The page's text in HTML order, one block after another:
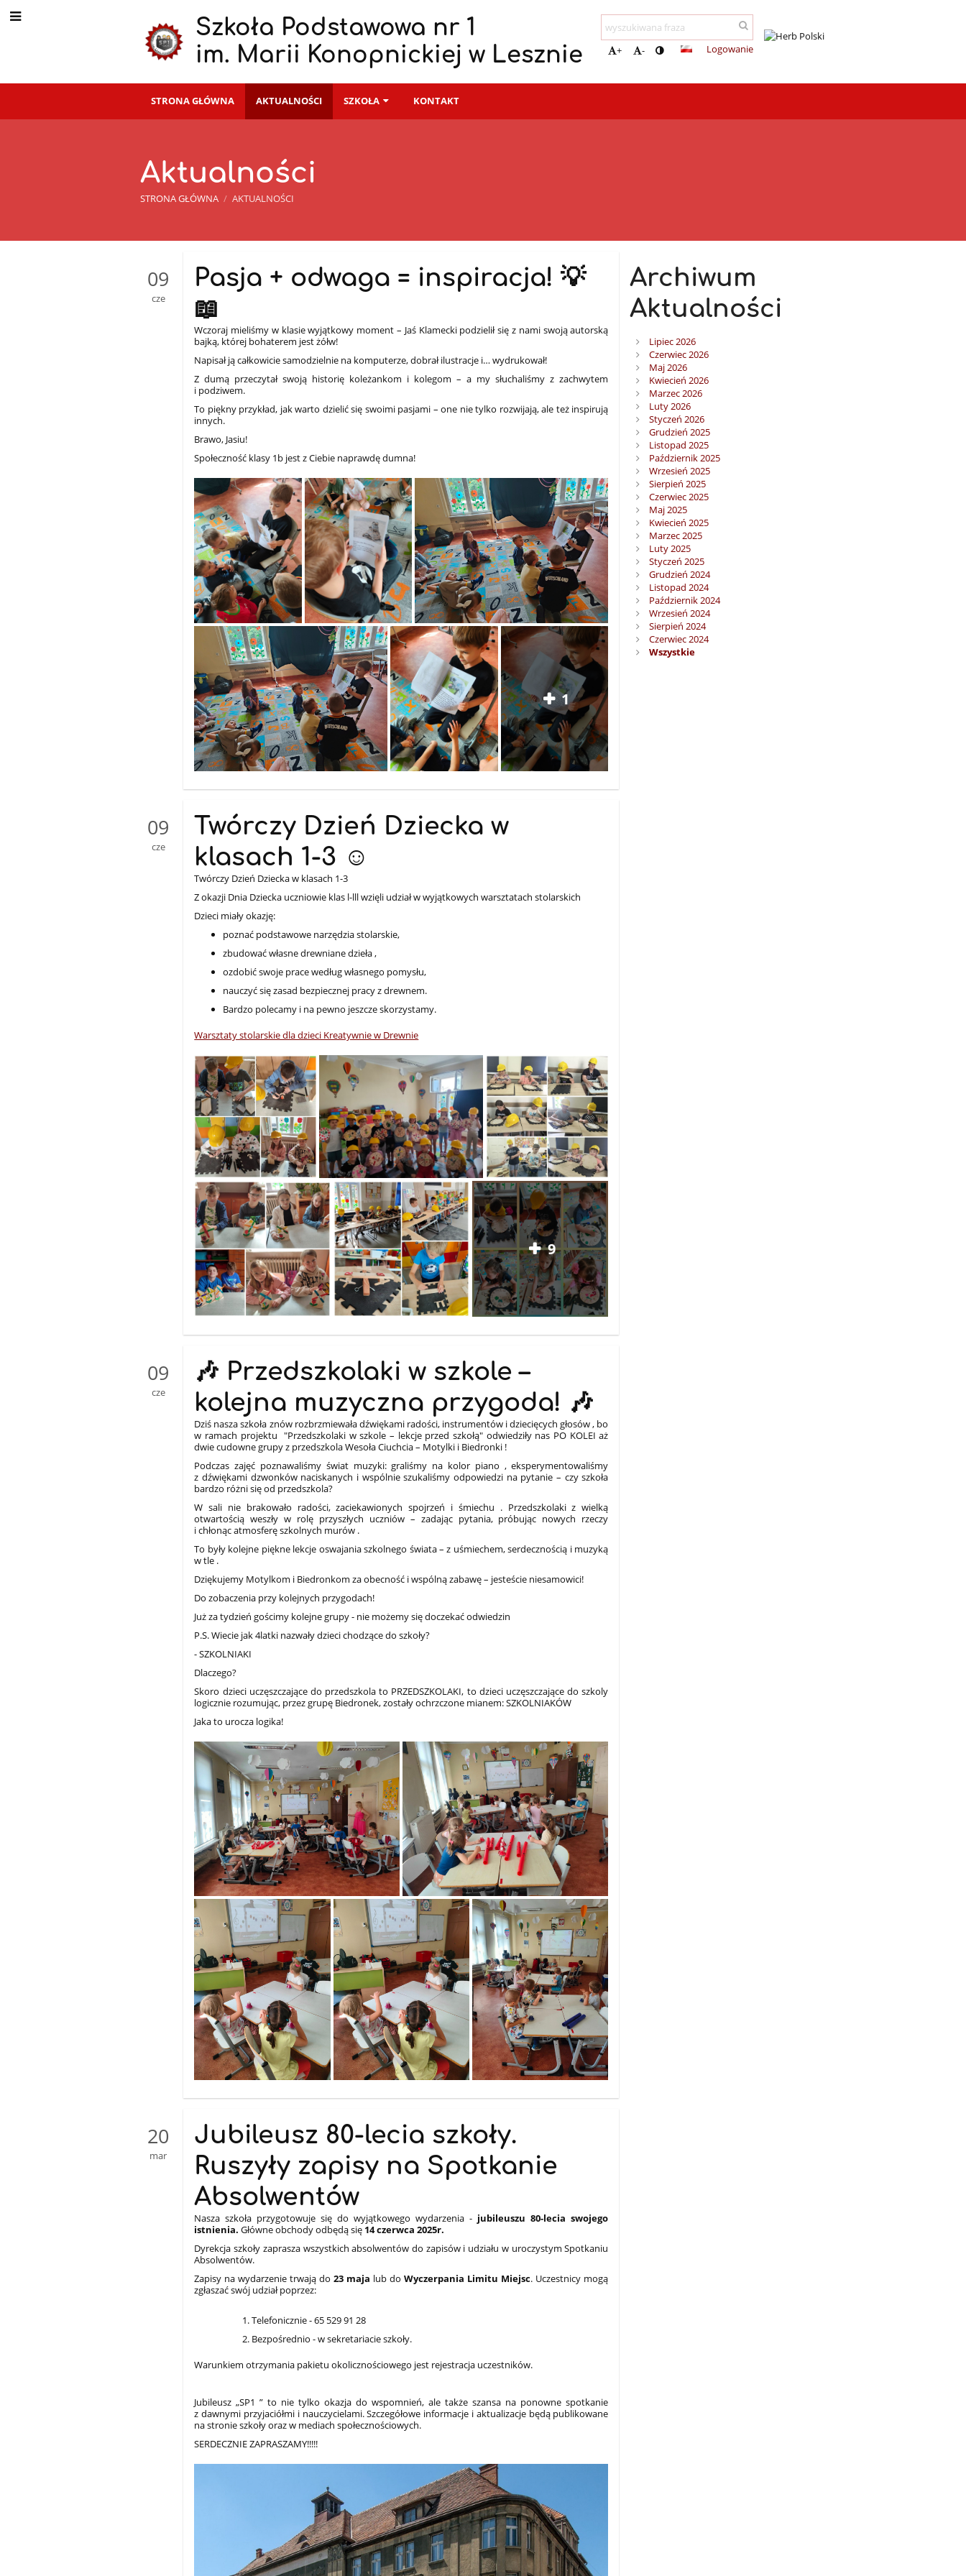
Szkoła Podstawowa nr 1
im. Marii Konopnickiej w Lesznie
+ - Logowanie
STRONA GŁÓWNA AKTUALNOŚCI SZKOŁA KONTAKT
Aktualności
STRONA GŁÓWNA / AKTUALNOŚCI
Aktualności
09
cze
Pasja + odwaga = inspiracja! 💡
📖
Wczoraj mieliśmy w klasie wyjątkowy moment – Jaś Klamecki podzielił się z nami swoją autorską
bajką, której bohaterem jest żółw!
Napisał ją całkowicie samodzielnie na komputerze, dobrał ilustracje i… wydrukował!
Z dumą przeczytał swoją historię koleżankom i kolegom – a my słuchaliśmy z zachwytem
i podziwem.
To piękny przykład, jak warto dzielić się swoimi pasjami – one nie tylko rozwijają, ale też inspirują
innych.
Brawo, Jasiu!
Społeczność klasy 1b jest z Ciebie naprawdę dumna!
1
09
cze
Twórczy Dzień Dziecka w
klasach 1-3 ☺️
Twórczy Dzień Dziecka w klasach 1-3
Z okazji Dnia Dziecka uczniowie klas l-lll wzięli udział w wyjątkowych warsztatach stolarskich
Dzieci miały okazję:
poznać podstawowe narzędzia stolarskie,
zbudować własne drewniane dzieła ,
ozdobić swoje prace według własnego pomysłu,
nauczyć się zasad bezpiecznej pracy z drewnem.
Bardzo polecamy i na pewno jeszcze skorzystamy.
Warsztaty stolarskie dla dzieci Kreatywnie w Drewnie
9
09
cze
🎶 Przedszkolaki w szkole –
kolejna muzyczna przygoda! 🎶
Dziś nasza szkoła znów rozbrzmiewała dźwiękami radości, instrumentów i dziecięcych głosów , bo
w ramach projektu "Przedszkolaki w szkole – lekcje przed szkołą" odwiedziły nas PO KOLEI aż
dwie cudowne grupy z przedszkola Wesoła Ciuchcia – Motylki i Biedronki !
Podczas zajęć poznawaliśmy świat muzyki: graliśmy na kolor piano , eksperymentowaliśmy
z dźwiękami dzwonków naciskanych i wspólnie szukaliśmy odpowiedzi na pytanie – czy szkoła
bardzo różni się od przedszkola?
W sali nie brakowało radości, zaciekawionych spojrzeń i śmiechu . Przedszkolaki z wielką
otwartością weszły w rolę przyszłych uczniów – zadając pytania, próbując nowych rzeczy
i chłonąc atmosferę szkolnych murów .
To były kolejne piękne lekcje oswajania szkolnego świata – z uśmiechem, serdecznością i muzyką
w tle .
Dziękujemy Motylkom i Biedronkom za obecność i wspólną zabawę – jesteście niesamowici!
Do zobaczenia przy kolejnych przygodach!
Już za tydzień gościmy kolejne grupy - nie możemy się doczekać odwiedzin
P.S. Wiecie jak 4latki nazwały dzieci chodzące do szkoły?
- SZKOLNIAKI
Dlaczego?
Skoro dzieci uczęszczające do przedszkola to PRZEDSZKOLAKI, to dzieci uczęszczające do szkoly
logicznie rozumując, przez grupę Biedronek, zostały ochrzczone mianem: SZKOLNIAKÓW
Jaka to urocza logika!
20
mar
Jubileusz 80-lecia szkoły.
Ruszyły zapisy na Spotkanie
Absolwentów
Nasza szkoła przygotowuje się do wyjątkowego wydarzenia - jubileuszu 80-lecia swojego
istnienia.Główne obchody odbędą się 14 czerwca 2025r.
Dyrekcja szkoły zaprasza wszystkich absolwentów do zapisów i udziału w uroczystym Spotkaniu
Absolwentów.
Zapisy na wydarzenie trwają do23 maja lub doWyczerpania Limitu Miejsc. Uczestnicy mogą
zgłaszać swój udział poprzez:
Telefonicznie - 65 529 91 28
Bezpośrednio - w sekretariacie szkoły.
Warunkiem otrzymania pakietu okolicznościowego jest rejestracja uczestników.
Jubileusz „SP1 ” to nie tylko okazja do wspomnień, ale także szansa na ponowne spotkanie
z dawnymi przyjaciółmi i nauczycielami. Szczegółowe informacje i aktualizacje będą publikowane
na stronie szkoły oraz w mediach społecznościowych.
SERDECZNIE ZAPRASZAMY!!!!!
Archiwum
Aktualności
Lipiec 2026
Czerwiec 2026
Maj 2026
Kwiecień 2026
Marzec 2026
Luty 2026
Styczeń 2026
Grudzień 2025
Listopad 2025
Październik 2025
Wrzesień 2025
Sierpień 2025
Czerwiec 2025
Maj 2025
Kwiecień 2025
Marzec 2025
Luty 2025
Styczeń 2025
Grudzień 2024
Listopad 2024
Październik 2024
Wrzesień 2024
Sierpień 2024
Czerwiec 2024
Wszystkie